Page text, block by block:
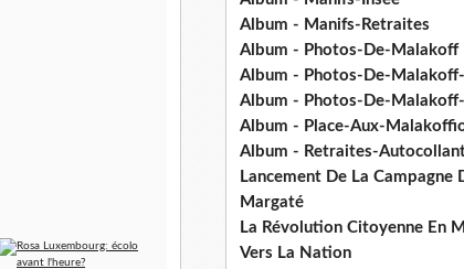
Album - Manifs-Retraites
Album - Photos-De-Malakoff
Album - Photos-De-
Album - Photos-De-
Album - Place-Aux-
Album - Retraites-
Lancement De La Campagne
Margaté
La Révolution Citoyenne En
Vers La Nation